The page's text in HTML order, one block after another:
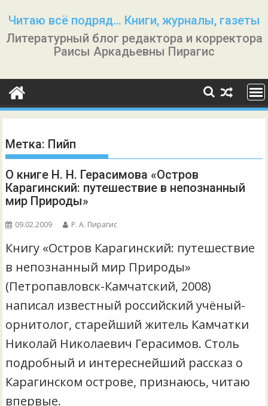
содержимому
Читаю всё подряд… Книги, журналы, газеты
Литературный блог редактора и корректора
Раисы Аркадьевны Пирагис
Метка: Пийп
О книге Н. Н. Герасимова «Остров
Карагинский: путешествие в непознанный
мир Природы»
09.02.2009 Р. А. Пирагис
Книгу «Остров Карагинский: путешествие
в непознанный мир Природы»
(Петропавловск-Камчатский, 2008)
написал известный российский учёный-
орнитолог, старейший житель Камчатки
Николай Николаевич Герасимов. Столь
подробный и интереснейший рассказ о
Карагинском острове, признаюсь, читаю
впервые.